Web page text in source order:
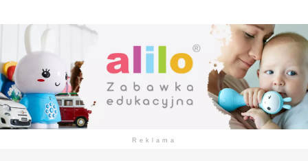
Reklama